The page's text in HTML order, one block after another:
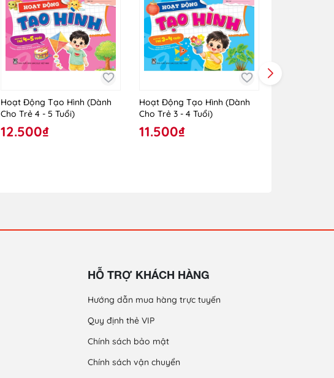
Hoạt Động Tạo Hình (Dành
Cho Trẻ 4 - 5 Tuổi)
12.500₫
Hoạt Động Tạo Hình (Dành
Cho Trẻ 3 - 4 Tuổi)
11.500₫
HỖ TRỢ KHÁCH HÀNG
Hướng dẫn mua hàng trực tuyến
Quy định thẻ VIP
Chính sách bảo mật
Chính sách vận chuyển